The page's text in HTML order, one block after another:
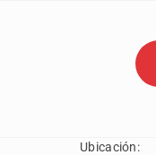
Ubicación: